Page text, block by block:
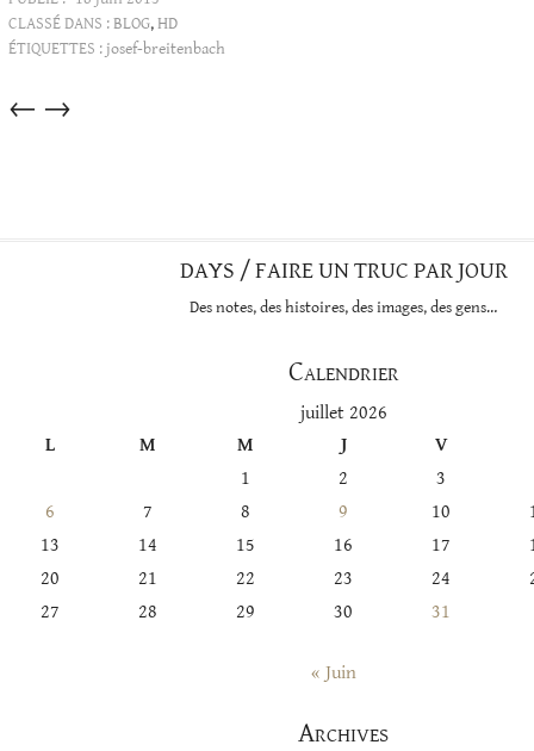
CLASSÉ DANS :BLOG,HD
ÉTIQUETTES : josef-breitenbach
Articles
→
←
DAYS / FAIRE UN TRUC PAR JOUR
Des notes, des histoires, des images, des gens…
Calendrier
juillet 2026
L
M M J
V
1
2
3
6
7 8 9 10
13
14 15 16 17
20
21 22 23 24
27
28 29 30 31
« Juin
Archives